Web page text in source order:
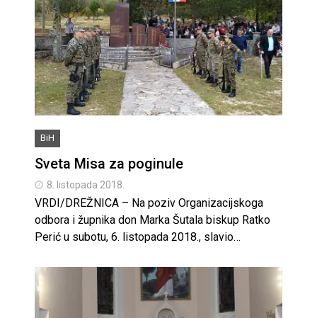
BiH
Sveta Misa za poginule
8. listopada 2018.
VRDI/DREŽNICA – Na poziv Organizacijskoga
odbora i župnika don Marka Šutala biskup Ratko
Perić u subotu, 6. listopada 2018., slavio…